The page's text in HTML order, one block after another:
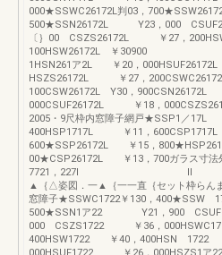
000★SSWC26172L判03，
500★SSN26172L Y23，000
〔｝00 CSZS26172L ￥27，
100HSW26172L ￥
1HSN261ア2L ￥20，
HSZS26172L ￥27，
100CSW26172L Y30，900CSN26172L
000CSUF26172L ￥18，
2005・9尺枠内窓障子網戸★SSP1／
400HSP1717L ￥11，
600★SSP26172L ￥15，
00★CSP26172L ￥13，700ガラス寸法
7721，227I
▲｛△姿図．一▲｛一一直｛セット枠らん
窓障子★SSWC1722￥130，400★SSW
500★SSN1ア22 Y21，900
000 CSZS1722 ￥36，
400HSW1722 ￥40，400HSN